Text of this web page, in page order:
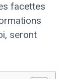
facettes
seront